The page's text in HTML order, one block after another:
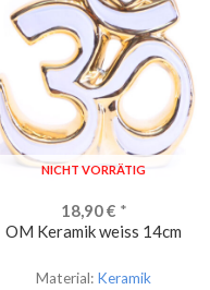
NICHT VORRÄTIG
18,90€ *
OM Keramik weiss 14cm
Material: Keramik